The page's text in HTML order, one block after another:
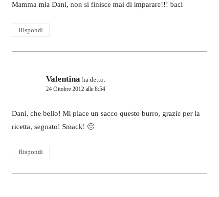
Mamma mia Dani, non si finisce mai di imparare!!! baci
Rispondi
Valentina ha detto:
24 Ottobre 2012 alle 8:54
Dani, che bello! Mi piace un sacco questo burro, grazie per la
ricetta, segnato! Smack! 🙂
Rispondi